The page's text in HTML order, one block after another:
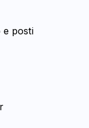
e posti